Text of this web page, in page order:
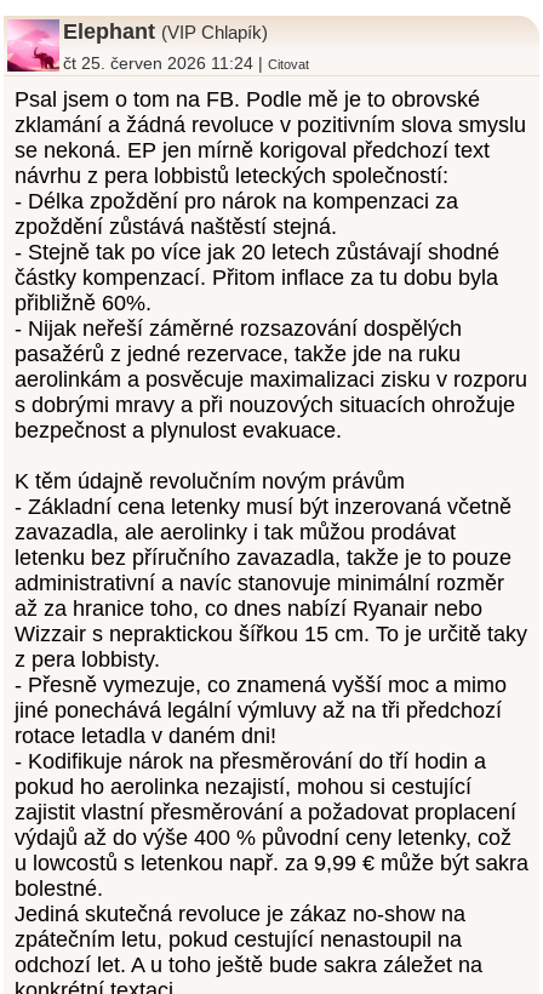
Elephant (VIP Chlapík)
čt 25. červen 2026 11:24 |Citovat
Psal jsem o tom na FB. Podle mě je to obrovské
zklamání a žádná revoluce v pozitivním slova smyslu
se nekoná. EP jen mírně korigoval předchozí text
návrhu z pera lobbistů leteckých společností:
- Délka zpoždění pro nárok na kompenzaci za
zpoždění zůstává naštěstí stejná.
- Stejně tak po více jak 20 letech zůstávají shodné
částky kompenzací. Přitom inflace za tu dobu byla
přibližně 60%.
- Nijak neřeší záměrné rozsazování dospělých
pasažérů z jedné rezervace, takže jde na ruku
aerolinkám a posvěcuje maximalizaci zisku v rozporu
s dobrými mravy a při nouzových situacích ohrožuje
bezpečnost a plynulost evakuace.
K těm údajně revolučním novým právům
- Základní cena letenky musí být inzerovaná včetně
zavazadla, ale aerolinky i tak můžou prodávat
letenku bez příručního zavazadla, takže je to pouze
administrativní a navíc stanovuje minimální rozměr
až za hranice toho, co dnes nabízí Ryanair nebo
Wizzair s nepraktickou šířkou 15 cm. To je určitě taky
z pera lobbisty.
- Přesně vymezuje, co znamená vyšší moc a mimo
jiné ponechává legální výmluvy až na tři předchozí
rotace letadla v daném dni!
- Kodifikuje nárok na přesměrování do tří hodin a
pokud ho aerolinka nezajistí, mohou si cestující
zajistit vlastní přesměrování a požadovat proplacení
výdajů až do výše 400 % původní ceny letenky, což
u lowcostů s letenkou např. za 9,99 € může být sakra
bolestné.
Jediná skutečná revoluce je zákaz no-show na
zpátečním letu, pokud cestující nenastoupil na
odchozí let. A u toho ještě bude sakra záležet na